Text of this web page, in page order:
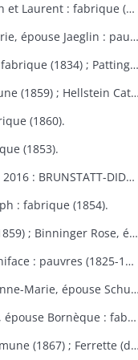
BRECHAUMONT - Durliat Elisabeth et Laurent : fabrique (1851-1856) ; Gerber Catherine : fabrique (1860).
BREITENBACH - Braesch Anne-Marie, épouse Jaeglin : pauvres (1856) ; Wodey Martin : commune (1869).
BRETTEN - Collerez Jean-Nicolas : fabrique (1834) ; Pattingre : fabrique et pauvres (1828) ; Suisse Rémy : fabrique (1848).
BRINCKHEIM - Anonymes : commune (1859) ; Hellstein Catherine, épouse Spery, Spery Joseph : fabrique (1823) ; Stoecklin Joseph : fabrique (1828) ; Wespisser Bernard, Baumann Marie-Anne : fabrique (1820-1847).
(1860).
(1853).
BRUNSTATT (depuis le 1er janvier 2016 : BRUNSTATT-DIDENHEIM) - Moesch François Antoine : fabrique (1818) ; Schultz Antoine : fabrique (1856) ; Voegtlin Georges : fabrique (1862).
: fabrique (1854).
BUHL - Beyer Richard : fabrique (1859) ; Binninger Rose, épouse Jenny : fabrique (1823) ; Cladell Reine, Hoeblen Catherine, Keck Bernard, Marbach Joseph : fabrique (1850) ; Gilg Madeleine, épouse Beck : fabrique (1829) ; Gutschenreiter Dominique : fabrique (1853) ; Hiltenbrand Dominique : fabrique (1852) ; Kungler Dominique : fabrique (1851) ; Macbacher Joseph, Neyer Dominique, Niess Jean, Tenzinger Madeleine : fabrique (1850) ; Zeny Jean : fabrique (1848).
BURNHAUPT-LE-BAS - Dantzer Boniface : pauvres (1825-1830) ; Dantzer François Joseph : fabrique (1834).
BURNHAUPT-LE-HAUT - Dantzer Anne-Marie, épouse Schuler : fabrique (1825) ; Hirth Georges : fabrique (1853) ; Kroener Thiébaut, Schwebelin Elisabeth : fabrique (1841) ; Mackerer Louis : fabrique (1846) ; Schwebelen Catherine : pauvres (1870).
BUSCHWILLER - Bacher Catherine, épouse Bornèque : fabrique (1867-1869) ; Woog Nathan : communauté israélite (1869).
CARSPACH - Braun Maurice : commune (1867) ; Ferrette (de) Jean-Baptiste : pauvres (1832).